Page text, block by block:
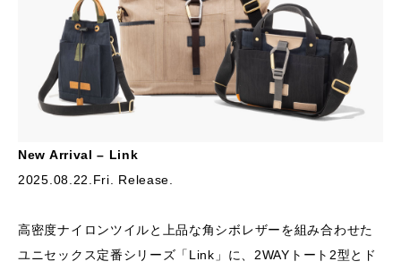
New Arrival – Link
2025.08.22.Fri. Release.
高密度ナイロンツイルと上品な角シボレザーを組み合わせた
ユニセックス定番シリーズ「Link」に、2WAYトート2型とド